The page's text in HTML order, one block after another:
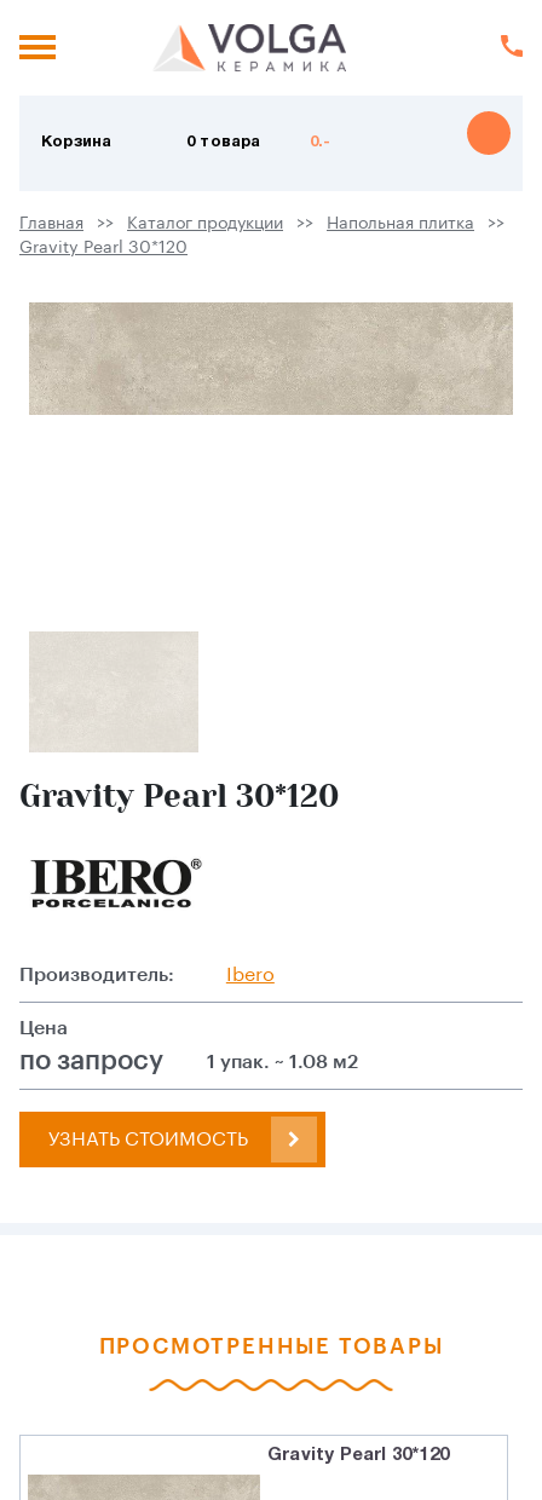
Корзина 0 товара 0.-
Главная Каталог продукции
Напольная плитка
Gravity Pearl 30*120
Gravity Pearl 30*120
Производитель: Ibero
Цена
по запросу 1 упак. ~ 1.08 м2
УЗНАТЬ СТОИМОСТЬ
ПРОСМОТРЕННЫЕ ТОВАРЫ
Gravity Pearl 30*120